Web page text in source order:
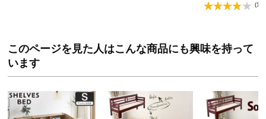
(1
このページを見た人はこんな商品にも興味を持って
います